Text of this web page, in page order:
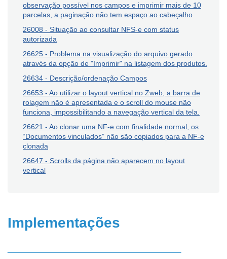
observação possível nos campos e imprimir mais de 10
parcelas, a paginação não tem espaço ao cabeçalho
26008 - Situação ao consultar NFS-e com status
autorizada
26625 - Problema na visualização do arquivo gerado
através da opção de "Imprimir" na listagem dos produtos.
26634 - Descrição/ordenação Campos
26653 - Ao utilizar o layout vertical no Zweb, a barra de
rolagem não é apresentada e o scroll do mouse não
funciona, impossibilitando a navegação vertical da tela.
26621 - Ao clonar uma NF-e com finalidade normal, os
“Documentos vinculados” não são copiados para a NF-e
clonada
26647 - Scrolls da página não aparecem no layout
vertical
Implementações